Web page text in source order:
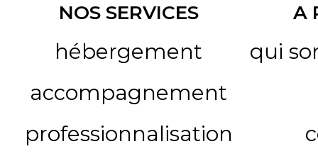
NOS SERVICES
hébergement
accompagnement
professionnalisation
A
qui